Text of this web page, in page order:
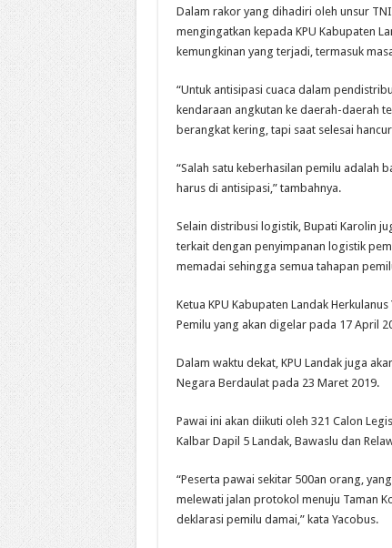
Dalam rakor yang dihadiri oleh unsur
mengingatkan kepada KPU Kabupaten
kemungkinan yang terjadi, termasuk
“Untuk antisipasi cuaca dalam
kendaraan angkutan ke daerah-daerah
berangkat kering, tapi saat selesai
“Salah satu keberhasilan pemilu adalah
harus di antisipasi,” tambahnya.
Selain distribusi logistik, Bupati Karolin
terkait dengan penyimpanan logistik
memadai sehingga semua tahapan
Ketua KPU Kabupaten Landak
Pemilu yang akan digelar pada 17 April
Dalam waktu dekat, KPU Landak juga
Negara Berdaulat pada 23 Maret 2019.
Pawai ini akan diikuti oleh 321 Calon
Kalbar Dapil 5 Landak, Bawaslu dan
“Peserta pawai sekitar 500an orang,
melewati jalan protokol menuju Taman
deklarasi pemilu damai,” kata Yacobus.